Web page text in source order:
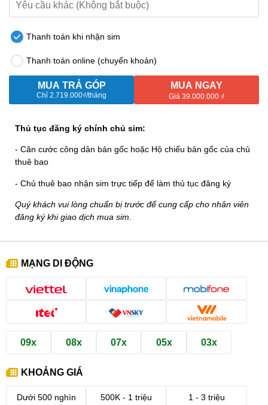
Thanh toán khi nhận sim
Thanh toán online (chuyển khoản)
MUA TRẢ GÓP
Chỉ 2.719.000₫/tháng
MUA NGAY
Giá 39.000.000 ₫
Thủ tục đăng ký chính chủ sim:
- Căn cước công dân bản gốc hoặc Hộ chiếu bản gốc của chủ
thuê bao
- Chủ thuê bao nhận sim trực tiếp để làm thủ tục đăng ký
Quý khách vui lòng chuẩn bị trước để cung cấp cho nhân viên
đăng ký khi giao dịch mua sim.
MẠNG DI ĐỘNG
09x 08x 07x 05x 03x
KHOẢNG GIÁ
Dưới 500 nghìn 500K - 1 triệu 1 - 3 triệu